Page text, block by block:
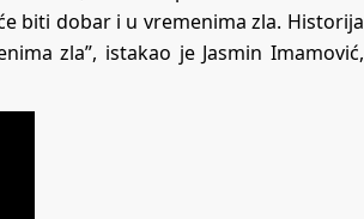
biti dobar i u vremenima zla. Historija
zla”, istakao je Jasmin Imamović,